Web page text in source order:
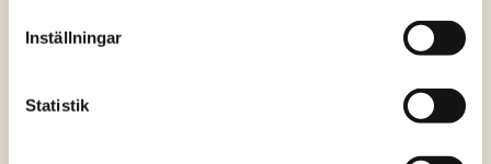
Inställningar
Statistik
Vanliga frågor och